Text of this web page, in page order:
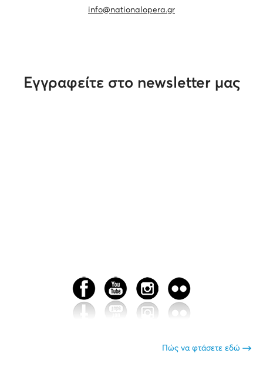
info@nationalopera.gr
Εγγραφείτε στο newsletter μας
Πώς να φτάσετε εδώ